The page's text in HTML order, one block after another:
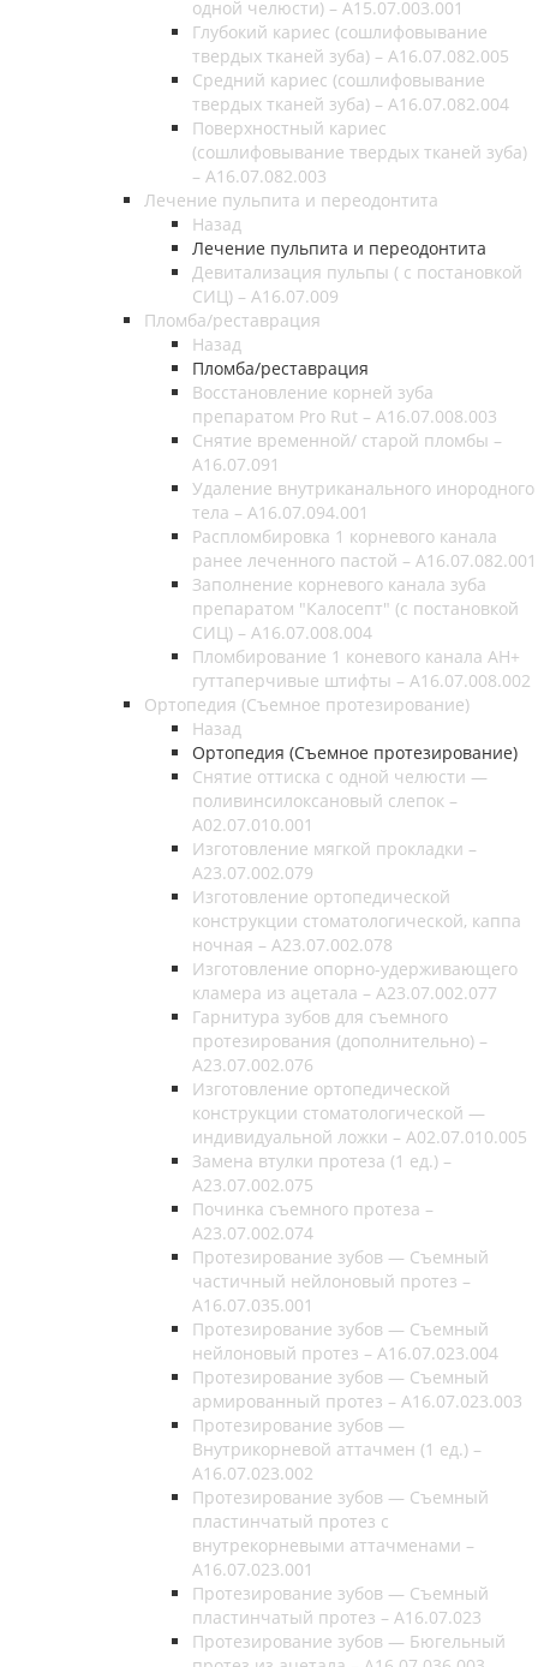
одной челюсти) – A15.07.003.001
Глубокий кариес (сошлифовывание
твердых тканей зуба) – А16.07.082.005
Средний кариес (сошлифовывание
твердых тканей зуба) – А16.07.082.004
Поверхностный кариес
(сошлифовывание твердых тканей зуба)
– А16.07.082.003
Лечение пульпита и переодонтита
Назад
Лечение пульпита и переодонтита
Девитализация пульпы ( с постановкой
СИЦ) – A16.07.009
Пломба/реставрация
Назад
Пломба/реставрация
Восстановление корней зуба
препаратом Pro Rut – A16.07.008.003
Снятие временной/ старой пломбы –
A16.07.091
Удаление внутриканального инородного
тела – A16.07.094.001
Распломбировка 1 корневого канала
ранее леченного пастой – A16.07.082.001
Заполнение корневого канала зуба
препаратом "Калосепт" (с постановкой
СИЦ) – A16.07.008.004
Пломбирование 1 коневого канала AH+
гуттаперчивые штифты – A16.07.008.002
Ортопедия (Съемное протезирование)
Назад
Ортопедия (Съемное протезирование)
Снятие оттиска с одной челюсти —
поливинсилоксановый слепок –
A02.07.010.001
Изготовление мягкой прокладки –
A23.07.002.079
Изготовление ортопедической
конструкции стоматологической, каппа
ночная – A23.07.002.078
Изготовление опорно-удерживающего
кламера из ацетала – A23.07.002.077
Гарнитура зубов для съемного
протезирования (дополнительно) –
A23.07.002.076
Изготовление ортопедической
конструкции стоматологической —
индивидуальной ложки – A02.07.010.005
Замена втулки протеза (1 ед.) –
A23.07.002.075
Починка съемного протеза –
A23.07.002.074
Протезирование зубов — Съемный
частичный нейлоновый протез –
A16.07.035.001
Протезирование зубов — Съемный
нейлоновый протез – A16.07.023.004
Протезирование зубов — Съемный
армированный протез – A16.07.023.003
Протезирование зубов —
Внутрикорневой аттачмен (1 ед.) –
A16.07.023.002
Протезирование зубов — Съемный
пластинчатый протез с
внутрекорневыми аттачменами –
A16.07.023.001
Протезирование зубов — Съемный
пластинчатый протез – A16.07.023
Протезирование зубов — Бюгельный